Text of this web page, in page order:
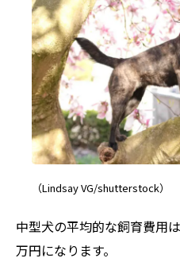
（Lindsay VG/shutterstock）
中型犬の平均的な飼育費用
万円になります。